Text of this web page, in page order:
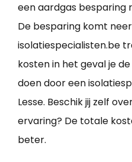
een aardgas besparing
De besparing komt
isolatiespecialisten.be
kosten in het geval je
doen door een
Lesse. Beschik jij zelf
ervaring? De totale
beter.